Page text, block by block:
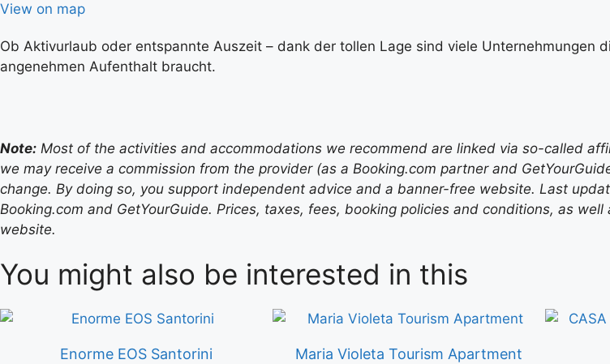
View on map
Ob Aktivurlaub oder entspannte Auszeit – dank der tollen Lage sind viele
angenehmen Aufenthalt braucht.
Note: Most of the activities and accommodations we recommend are linked via so-called
we may receive a commission from the provider (as a Booking.com partner and
change. By doing so, you support independent advice and a banner-free website. Last
Booking.com and GetYourGuide. Prices, taxes, fees, booking policies and conditions, as
website.
You might also be interested in this
Enorme EOS Santorini
Maria Violeta Tourism Apartment